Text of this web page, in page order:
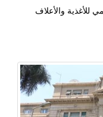
للأغذية والأعلاف